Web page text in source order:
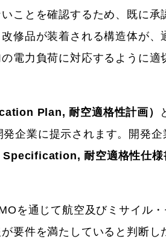
ことを確認するため、既に承
修品が装着される構造体が、
電力負荷に対応するように適
Plan, 耐空適格性計画）
企業に提示されます。開発企
耐空適格性仕様
を通じて航空及びミサイル
要件を満たしていると判断し